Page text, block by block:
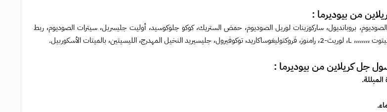
من بيوديرما :
بروبانديول، ساركوزينات لوريل الصوديوم، حمض الستريك، كوكو جلوكوسيد، أوليت جليسريل، سيترات الصوديوم، ربط
جل كريلاين من بيوديرما :